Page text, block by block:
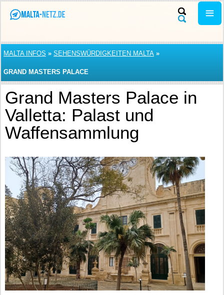
MALTA INFOS » SEHENSWÜRDIGKEITEN MALTA »
GRAND MASTERS PALACE
Grand Masters Palace in
Valletta: Palast und
Waffensammlung